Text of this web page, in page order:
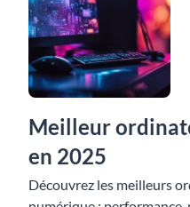
Meilleur
en 2025
Découvrez les meilleurs